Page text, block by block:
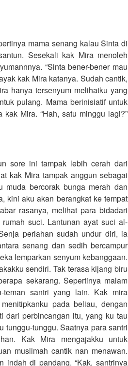
mama senang kalau Sinta di
Sesekali kak Mira menoleh
“Sinta bener-bener mau
kak Mira katanya. Sudah cantik,
hanya tersenyum melihatku yang
pulang. Mama berinisiatif untuk
Mira. “Hah, satu minggu lagi?”
sore ini tampak lebih cerah dari
kak Mira tampak anggun sebagai
muda bercorak bunga merah dan
kini aku akan berangkat ke tempat
rasanya, melihat para bidadari
suci. Lantunan ayat suci al-
perlahan sudah undur diri, ia
senang dan sedih bercampur
lemparkan senyum kebanggaan.
sendiri. Tak terasa kijang biru
sekarang. Sepertinya malam
santri yang lain. Kak mira
pada beliau, dengan
dari perbincangan itu, yang ku tau
tunggu. Saatnya para santri
Kak Mira mengajakku untuk
muslimah cantik nan menawan.
indah di pandang. “Kak, santrinya